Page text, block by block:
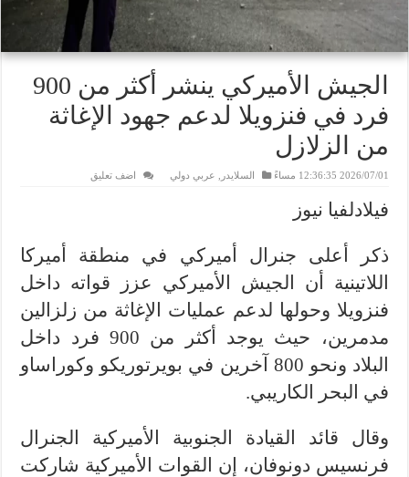
الجيش الأميركي ينشر أكثر من 900
فرد في فنزويلا لدعم جهود الإغاثة
من الزلازل
2026/07/01 12:36:35 مساءً السلايدر عربي دولي اضف تعليق
فيلادلفيا نيوز
ذكر أعلى جنرال أميركي في منطقة أميركا
اللاتينية أن الجيش الأميركي عزز قواته داخل
فنزويلا وحولها لدعم عمليات الإغاثة من زلزالين
مدمرين، حيث يوجد أكثر من 900 فرد داخل
البلاد ونحو 800 آخرين في بويرتوريكو وكوراساو
في البحر الكاريبي.
وقال قائد القيادة الجنوبية الأميركية الجنرال
فرنسيس دونوفان، إن القوات الأميركية شاركت